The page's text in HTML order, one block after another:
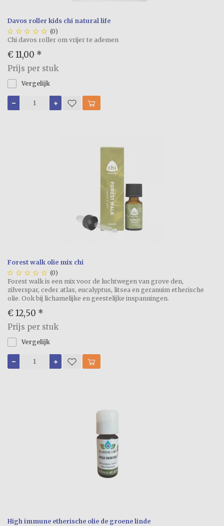
Davos roller kids chi natural life
     (0)
Chi davos roller om vrijer te ademen
€ 11,00 *
Prijs per stuk
Vergelijk
Forest walk olie mix chi
     (0)
Forest walk is een mix voor de luchtwegen van grove den,
zilverspar, ceder atlas, eucalyptus, litsea en geranuim etherische
olie. Ook bij lichamelijke en geestelijke inspanningen.
€ 12,50 *
Prijs per stuk
Vergelijk
High immune etherische olie de groene linde